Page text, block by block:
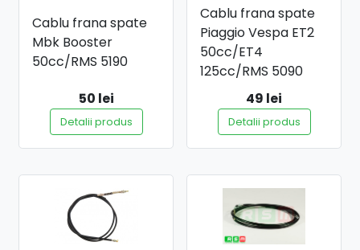
Cablu frana spate
Mbk Booster
50cc/RMS 5190
50 lei
Detalii produs
Cablu frana spate
Piaggio Vespa ET2
50cc/ET4
125cc/RMS 5090
49 lei
Detalii produs